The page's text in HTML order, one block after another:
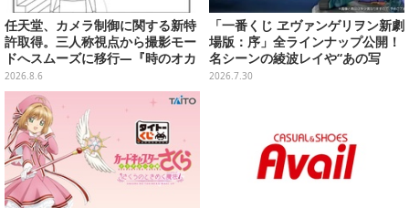
任天堂、カメラ制御に関する新特
許取得。三人称視点から撮影モー
ドへスムーズに移行―『時のオカ
リナ』リメイク版との関連を推測
する声も
2026.8.6
「一番くじ ヱヴァンゲリヲン新劇
場版：序」全ラインナップ公開！
名シーンの綾波レイや“あの写
真”の葛城ミサトフィギュアほ
2026.7.30